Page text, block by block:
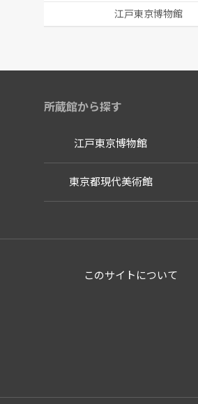
江戸東京博物館
所蔵館から探す
江戸東京博物館
東京都現代美術館
このサイトについて